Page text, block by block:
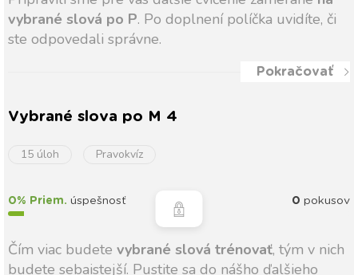
vybrané slová po P. Po doplnení políčka uvidíte, či
ste odpovedali správne.
Pokračovať
Vybrané slova po M 4
15 úloh Pravokvíz
0% Priem. úspešnosť 0 pokusov
Čím viac budete vybrané slová trénovať, tým v nich
budete sebaistejší. Pustite sa do nášho ďalšieho